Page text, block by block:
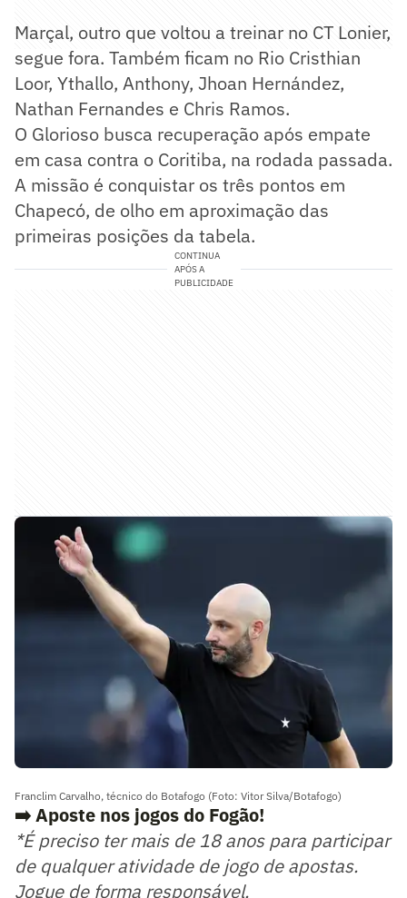
Marçal, outro que voltou a treinar no CT Lonier,
segue fora. Também ficam no Rio Cristhian
Loor, Ythallo, Anthony, Jhoan Hernández,
Nathan Fernandes e Chris Ramos.
O Glorioso busca recuperação após empate
em casa contra o Coritiba, na rodada passada.
A missão é conquistar os três pontos em
Chapecó, de olho em aproximação das
primeiras posições da tabela.
CONTINUA
APÓS A
PUBLICIDADE
Franclim Carvalho, técnico do Botafogo (Foto: Vitor Silva/Botafogo)
➡️ Aposte nos jogos do Fogão!
*É preciso ter mais de 18 anos para participar
de qualquer atividade de jogo de apostas.
Jogue de forma responsável.